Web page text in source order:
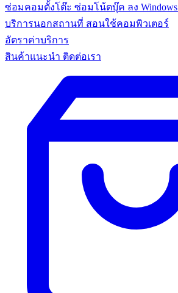
ซ่อมคอมตั้งโต๊ะ ซ่อมโน้ตบุ๊ค ลง Windows
บริการนอกสถานที่ สอนใช้คอมพิวเตอร์
อัตราค่าบริการ
สินค้าแนะนำ ติดต่อเรา